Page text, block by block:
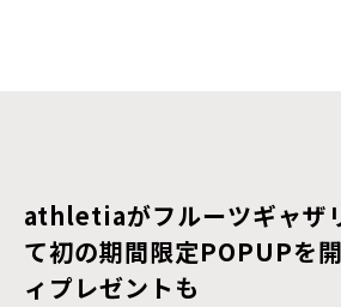
athletiaがフルーツギャザ
て初の期間限定POPUPを
ィプレゼントも